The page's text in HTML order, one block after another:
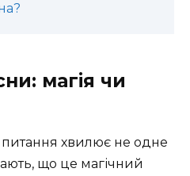
магія чи
хвилює не одне
що це магічний